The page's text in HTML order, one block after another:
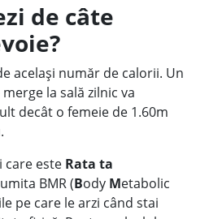
de câte
același număr de calorii. Un
la sală zilnic va
decât o femeie de 1.60m
care este Rata ta
BMR (Body Metabolic
pe care le arzi când stai